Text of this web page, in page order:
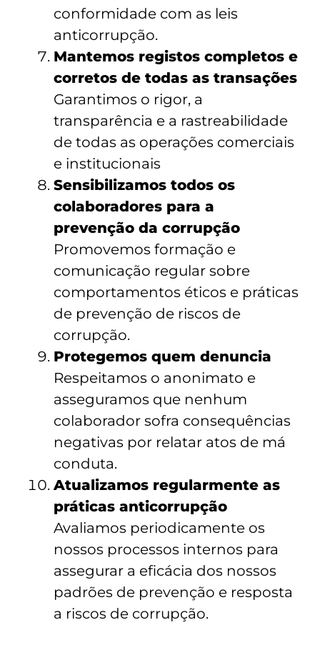
conformidade com as leis
anticorrupção.
Mantemos registos completos e
corretos de todas as transações
Garantimos o rigor, a
transparência e a rastreabilidade
de todas as operações comerciais
e institucionais
Sensibilizamos todos os
colaboradores para a
prevenção da corrupção
Promovemos formação e
comunicação regular sobre
comportamentos éticos e práticas
de prevenção de riscos de
corrupção.
Protegemos quem denuncia
Respeitamos o anonimato e
asseguramos que nenhum
colaborador sofra consequências
negativas por relatar atos de má
conduta.
Atualizamos regularmente as
práticas anticorrupção
Avaliamos periodicamente os
nossos processos internos para
assegurar a eficácia dos nossos
padrões de prevenção e resposta
a riscos de corrupção.